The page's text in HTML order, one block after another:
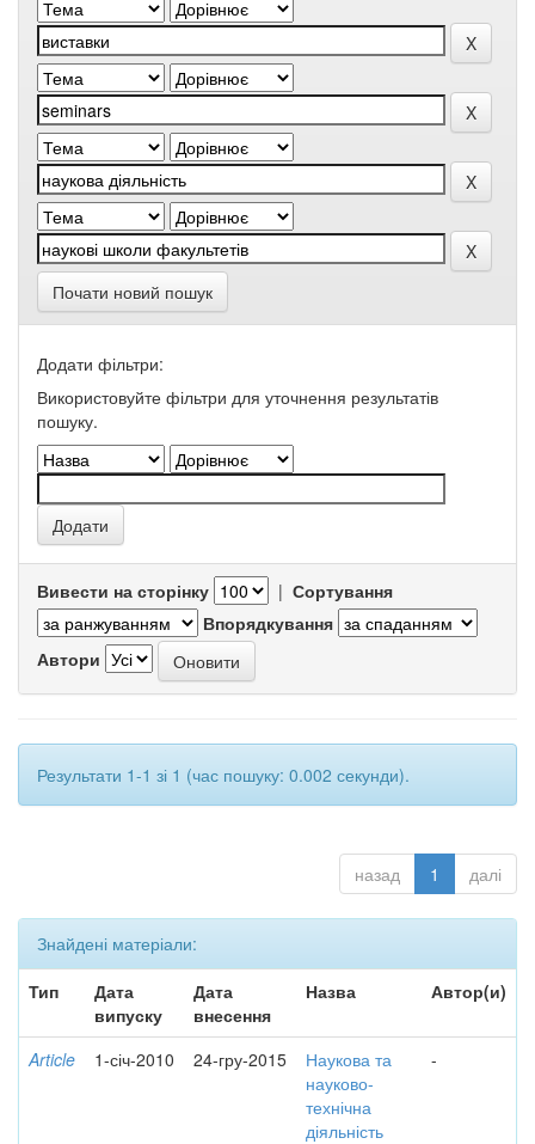
Почати новий пошук
Додати фільтри:
Використовуйте фільтри для уточнення результатів
пошуку.
Вивести на сторінку | Сортування
Впорядкування
Автори
Результати 1-1 зі 1 (час пошуку: 0.002 секунди).
назад 1 далі
Знайдені матеріали:
Тип
Дата
випуску
Дата
внесення
Назва Автор(и)
Article 1-січ-2010 24-гру-2015
Наукова та
науково-
технічна
діяльність
-